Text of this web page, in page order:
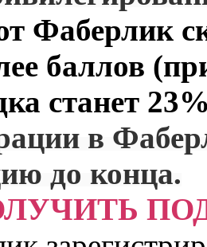
Фаберлик
баллов
станет
в
до конца.